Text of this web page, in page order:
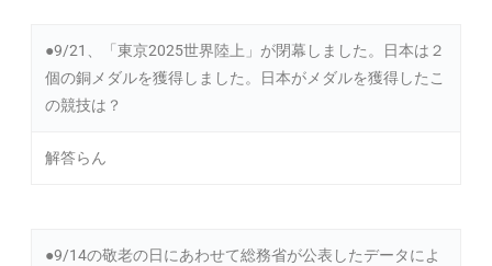
●9/21、「東京2025世界陸上」が閉幕しました。日本は２
個の銅メダルを獲得しました。日本がメダルを獲得したこ
の競技は？
解答らん
●9/14の敬老の日にあわせて総務省が公表したデータによ